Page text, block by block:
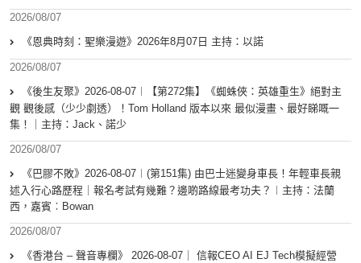
2026/08/07
《恩典時刻：聖樂漫遊》2026年8月07日 主持：以諾
2026/08/07
《後生友聚》2026-08-07︱【第272集】《蜘蛛俠：英雄重生》絕對主
觀 觀後感（少少劇透）！Tom Holland 版本以來 最似漫畫、最好睇嘅一
集！｜主持：Jack、諾少
2026/08/07
《巴膠不敗》2026-08-07︱(第151集) 由巴士迷變身車長！年輕車長親
述入行心路歷程｜報名考試有幾難？邊啲路線最考功夫？︱主持：法蘭
西，嘉賓︰Bowan
2026/08/07
《香港台 – 聲音專欄》 2026-08-07｜ 信報CEO AI EJ Tech模擬經營